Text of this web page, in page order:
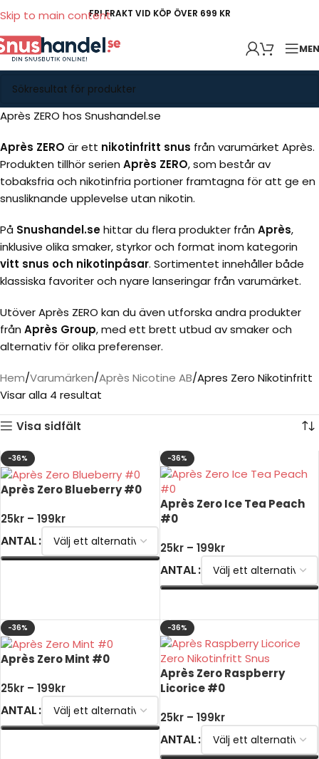
Skip to main contentFRI FRAKT VID KÖP ÖVER 699 KR
Après ZERO hos Snushandel.se
Après ZERO är ett nikotinfritt snus från varumärket Après.
Produkten tillhör serien Après ZERO, som består av
tobaksfria och nikotinfria portioner framtagna för att ge en
snusliknande upplevelse utan nikotin.
På Snushandel.sehittar du flera produkter från Après,
inklusive olika smaker, styrkor och format inom kategorin
vitt snus och nikotinpåsar. Sortimentet innehåller både
klassiska favoriter och nyare lanseringar från varumärket.
Utöver Après ZERO kan du även utforska andra produkter
från Après Group, med ett brett utbud av smaker och
alternativ för olika preferenser.
Hem Varumärken Après Nicotine AB Apres Zero Nikotinfritt
Visar alla 4 resultat
Visa sidfält
-36%
Après Zero Blueberry #0
25kr – 199kr
ANTAL
-36%
Après Zero Ice Tea Peach
#0
25kr – 199kr
ANTAL
-36%
Après Zero Mint #0
25kr – 199kr
ANTAL
-36%
Après Zero Raspberry
Licorice #0
25kr – 199kr
ANTAL